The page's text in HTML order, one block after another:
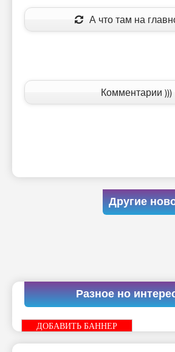
А что там на
Комментарии )))
Другие
Разное но
ДОБАВИТЬ БАННЕР